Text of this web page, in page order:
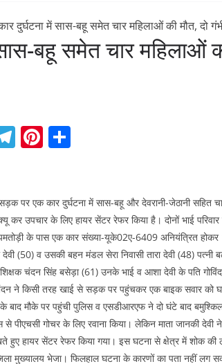
बहू समेत चार महिलाओं
T
gr
a
m
Pi
e
st
e
पर एक कार दुर्घटना में सास-बहू और देवरानी-जेठानी सहित
कर उपचार के लिए हायर सेंटर रेफर किया है। दोनों भाई
के पास एक कार संख्या-यूके02ए-6409 अनियंत्रित
(50) व उसकी बहन मंडल सेरा निवासी तारा देवी (48) पत्नी
चंदन सिंह बसेड़ा (61) उनके भाई व आशा देवी के पति
ने किसी तरह खाई से सड़क पर पहुंचकर एक बाइक सवार को
बाद मौके पर पहुंची पुलिस व एसडीआरएफ ने दो घंटे बाद
पीएचसी गोचर के लिए रवाना किया। लेकिन माता जानकी देवी
हुए हायर सेंटर रेफर किया गया। इस घटना से क्षेत्र में शोक की
मुख्यालय भेजा। फिलहाल घटना के कारणों का पता नहीं लग